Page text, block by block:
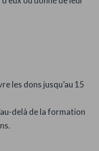
les dons jusqu’au 15
delà de la formation